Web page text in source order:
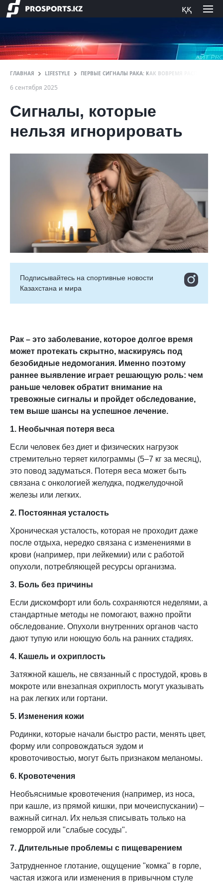
ққ
ГЛАВНАЯ LIFESTYLE ПЕРВЫЕ СИГНАЛЫ РАКА: КАК ВОВРЕМЯ РАСПОЗНАТЬ
6 сентября 2025
Сигналы, которые
нельзя игнорировать
Подписывайтесь на cпортивные новости
Казахстана и мира
Рак – это заболевание, которое долгое время
может протекать скрытно, маскируясь под
безобидные недомогания. Именно поэтому
раннее выявление играет решающую роль: чем
раньше человек обратит внимание на
тревожные сигналы и пройдет обследование,
тем выше шансы на успешное лечение.
1. Необычная потеря веса
Если человек без диет и физических нагрузок
стремительно теряет килограммы (5–7 кг за месяц),
это повод задуматься. Потеря веса может быть
связана с онкологией желудка, поджелудочной
железы или легких.
2. Постоянная усталость
Хроническая усталость, которая не проходит даже
после отдыха, нередко связана с изменениями в
крови (например, при лейкемии) или с работой
опухоли, потребляющей ресурсы организма.
3. Боль без причины
Если дискомфорт или боль сохраняются неделями, а
стандартные методы не помогают, важно пройти
обследование. Опухоли внутренних органов часто
дают тупую или ноющую боль на ранних стадиях.
4. Кашель и охриплость
Затяжной кашель, не связанный с простудой, кровь в
мокроте или внезапная охриплость могут указывать
на рак легких или гортани.
5. Изменения кожи
Родинки, которые начали быстро расти, менять цвет,
форму или сопровождаться зудом и
кровоточивостью, могут быть признаком меланомы.
6. Кровотечения
Необъяснимые кровотечения (например, из носа,
при кашле, из прямой кишки, при мочеиспускании) –
важный сигнал. Их нельзя списывать только на
геморрой или "слабые сосуды".
7. Длительные проблемы с пищеварением
Затрудненное глотание, ощущение "комка" в горле,
частая изжога или изменения в привычном стуле